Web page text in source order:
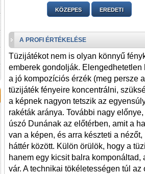
KÖZEPES EREDETI
A PROFI ÉRTÉKELÉSE
Tüzijátékot nem is olyan könnyű
emberek gondolják.
a jó kompozíciós érzék (meg persze
tüzijáték fényeire koncentrálni,
a képnek nagyon tetszik az
rakéták aránya. További nagy
úszó Dunának az előtérben, amit a
van a képen, és arra készteti a
háttér között. Külön örülök, hogy a
hanem egy kicsit balra
vár. A technikai tökéletességen túl